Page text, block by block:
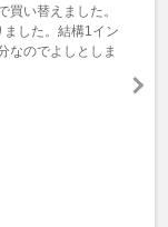
買い替えました。
した。結構1イン
なのでよしとしま